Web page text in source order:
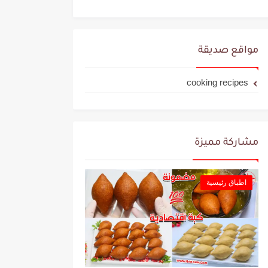
مواقع صديقة
cooking recipes
مشاركة مميزة
اطباق رئيسية